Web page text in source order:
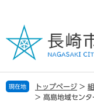
の
で
す
ー
ば
し
現在地 トップページ >
> 高島地域セン